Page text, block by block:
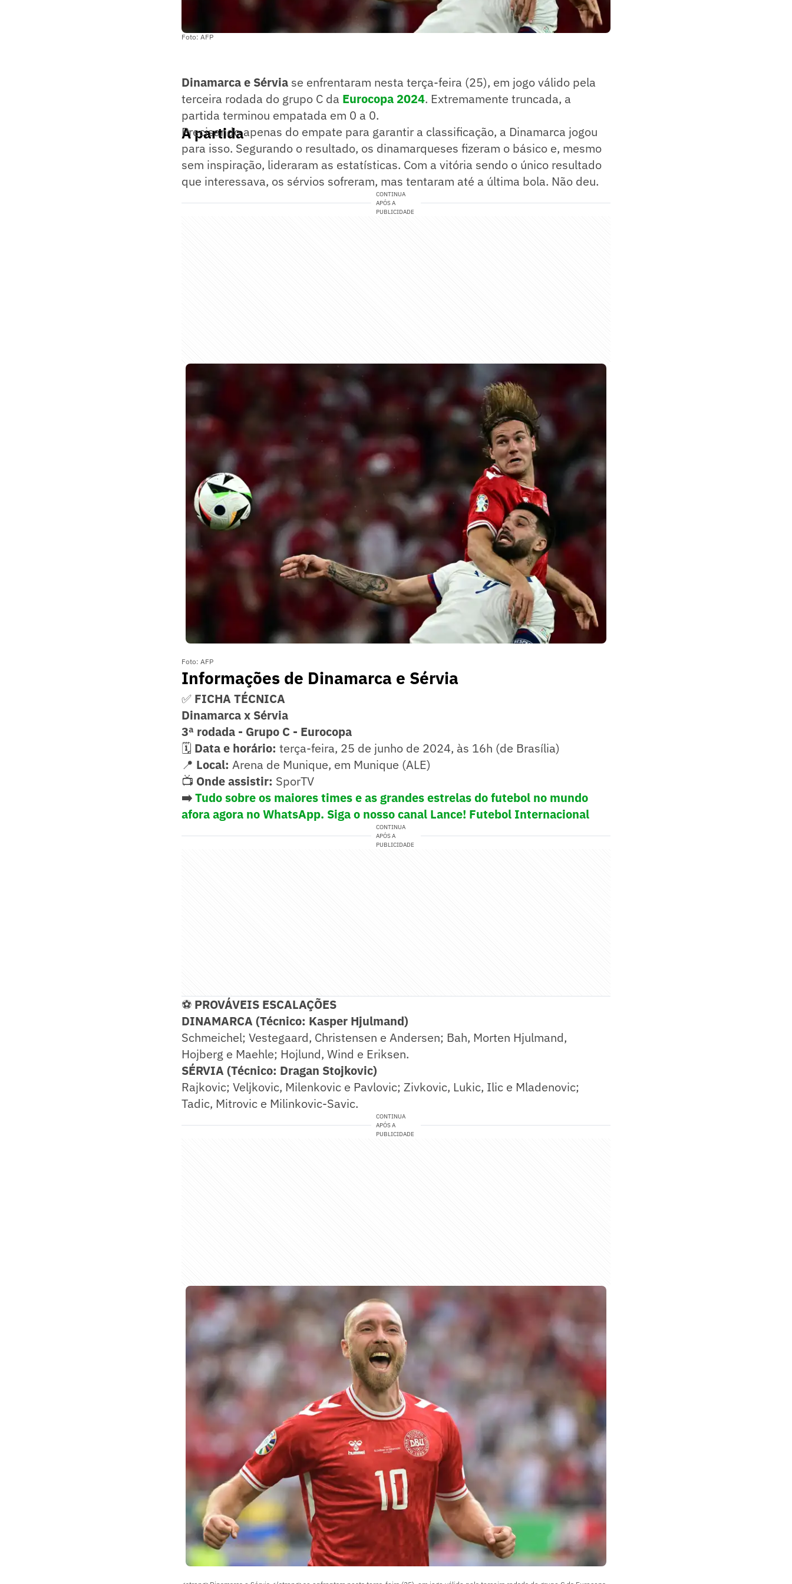
Foto: AFP
Dinamarca e Sérvia se enfrentaram nesta terça-feira (25), em jogo válido pela
terceira rodada do grupo C da Eurocopa 2024. Extremamente truncada, a
partida terminou empatada em 0 a 0.
A partida
Precisando apenas do empate para garantir a classificação, a Dinamarca jogou
para isso. Segurando o resultado, os dinamarqueses fizeram o básico e, mesmo
sem inspiração, lideraram as estatísticas. Com a vitória sendo o único resultado
que interessava, os sérvios sofreram, mas tentaram até a última bola. Não deu.
CONTINUA
APÓS A
PUBLICIDADE
Foto: AFP
Informações de Dinamarca e Sérvia
✅ FICHA TÉCNICA
Dinamarca x Sérvia
3ª rodada - Grupo C - Eurocopa
🗓️ Data e horário: terça-feira, 25 de junho de 2024, às 16h (de Brasília)
📍 Local: Arena de Munique, em Munique (ALE)
📺 Onde assistir: SporTV
➡️Tudo sobre os maiores times e as grandes estrelas do futebol no mundo
afora agora no WhatsApp. Siga o nosso canal Lance! Futebol Internacional
CONTINUA
APÓS A
PUBLICIDADE
⚽ PROVÁVEIS ESCALAÇÕES
DINAMARCA (Técnico: Kasper Hjulmand)
Schmeichel; Vestegaard, Christensen e Andersen; Bah, Morten Hjulmand,
Hojberg e Maehle; Hojlund, Wind e Eriksen.
SÉRVIA (Técnico: Dragan Stojkovic)
Rajkovic; Veljkovic, Milenkovic e Pavlovic; Zivkovic, Lukic, Ilic e Mladenovic;
Tadic, Mitrovic e Milinkovic-Savic.
CONTINUA
APÓS A
PUBLICIDADE